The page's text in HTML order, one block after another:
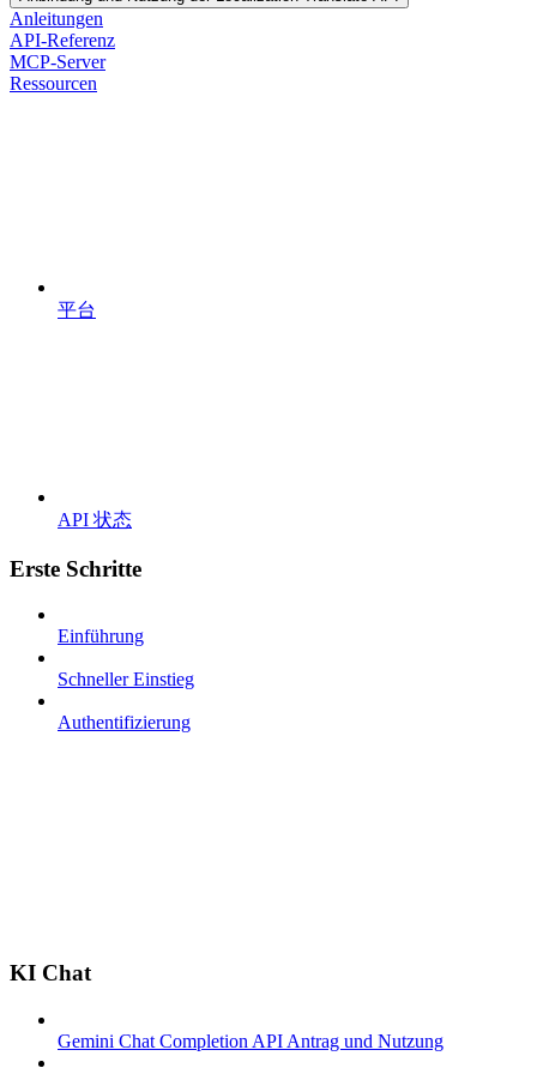
Anleitungen
API-Referenz
MCP-Server
Ressourcen
平台
API 状态
Erste Schritte
Einführung
Schneller Einstieg
Authentifizierung
KI Chat
Gemini Chat Completion API Antrag und Nutzung